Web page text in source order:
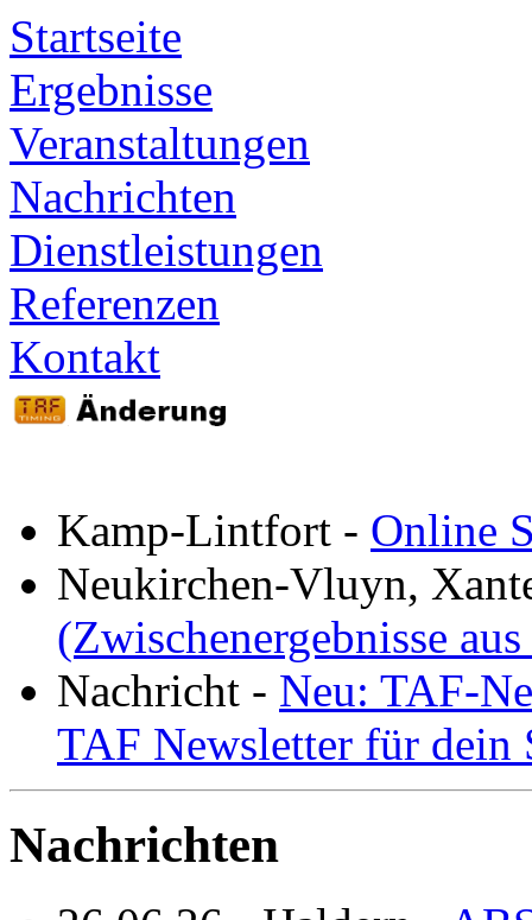
Startseite
Ergebnisse
Veranstaltungen
Nachrichten
Dienstleistungen
Referenzen
Kontakt
Kamp-Lintfort - Online
Neukirchen-Vluyn,
(Zwischenergebnisse
Nachricht - Neu: TAF-
TAF Newsletter für dein
Nachrichten